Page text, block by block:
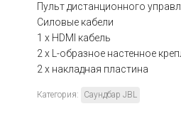
Пульт дистанционного
Силовые кабели
1 х HDMI кабель
2 x L-образное настенное
2 х накладная пластина
Категория: Саундбар JBL